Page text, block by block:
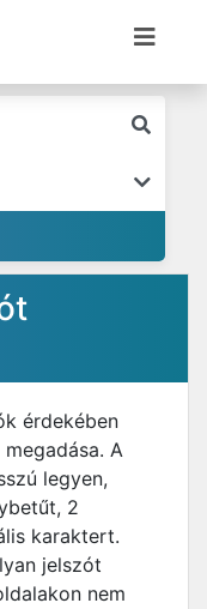
érdekében
A
legyen,
2
karaktert.
jelszót
nem